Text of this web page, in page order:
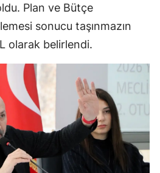
Plan ve Bütçe
sonucu taşınmazın
olarak belirlendi.